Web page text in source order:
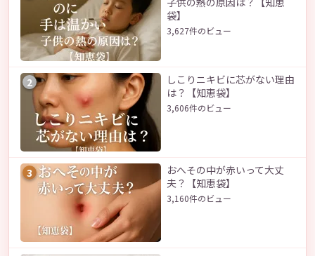
袋】
3,627件のビュー
2
しこりニキビに芯がない理由
は？【知恵袋】
3,606件のビュー
3
おへその中が赤いって大丈
夫？【知恵袋】
3,160件のビュー